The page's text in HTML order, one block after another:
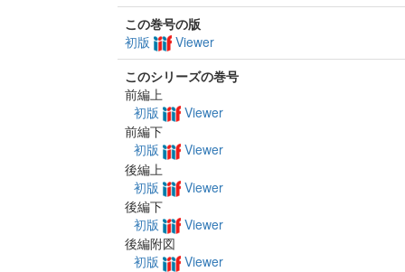
この巻号の版
初版
Viewer
このシリーズの巻号
前編上
初版
Viewer
前編下
初版
Viewer
後編上
初版
Viewer
後編下
初版
Viewer
後編附図
初版
Viewer